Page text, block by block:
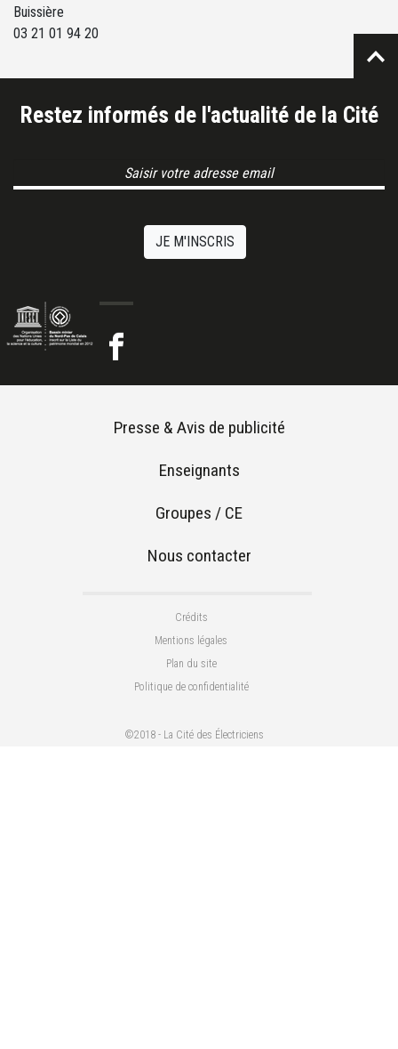
Buissière
03 21 01 94 20
Restez informés de l'actualité de la Cité
JE M'INSCRIS
Footer menu
Presse & Avis de publicité
Enseignants
Groupes / CE
Nous contacter
Crédits
Mentions légales
Plan du site
Politique de confidentialité
©2018 - La Cité des Électriciens